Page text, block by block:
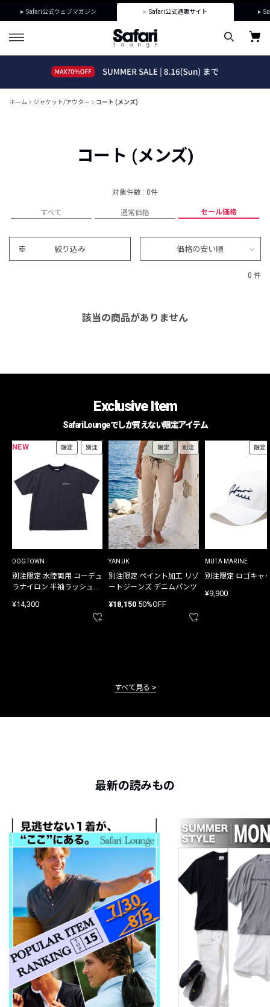
Safari公式ウェブマガジン Safari公式通販サイト
ホーム ジャケット/アウター コート (メンズ)
コート (メンズ)
対象件数 : 0件
すべて 通常価格 セール価格
絞り込み 価格の安い順
0 件
該当の商品がありません
Exclusive Item
Safari Loungeでしか買えない限定アイテム
NEW 限定 別注
DOGTOWN
別注限定 水陸両用 コーデュ
ラナイロン 半袖ラッシュガ
¥14,300
限定 別注
YANUK
別注限定 ペイント加工 リゾ
ートジーンズ デニムパンツ
¥18,150 50%OFF
限定
MUTA MARINE
別注限定 ロゴキャ
¥9,900
すべて見る
最新の読みもの